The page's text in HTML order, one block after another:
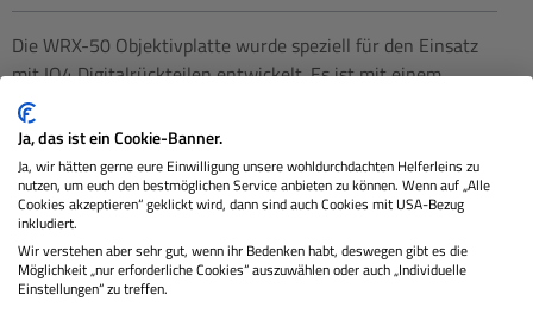
Die WRX-50 Objektivplatte wurde speziell für den Einsatz
mit IQ4 Digitalrückteilen entwickelt. Es ist mit einem
hochwertigen…
Herstellerinformationen
Bewertungen
Ja, das ist ein Cookie-Banner.
Ja, wir hätten gerne eure Einwilligung unsere wohldurchdachten Helferleins zu
nutzen, um euch den bestmöglichen Service anbieten zu können. Wenn auf „Alle
Cookies akzeptieren“ geklickt wird, dann sind auch Cookies mit USA-Bezug
inkludiert.
Wir verstehen aber sehr gut, wenn ihr Bedenken habt, deswegen gibt es die
Möglichkeit „nur erforderliche Cookies“ auszuwählen oder auch „Individuelle
Einstellungen“ zu treffen.